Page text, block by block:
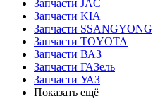
Запчасти JAC
Запчасти KIA
Запчасти SSANGYONG
Запчасти TOYOTA
Запчасти ВАЗ
Запчасти ГАЗель
Запчасти УАЗ
Показать ещё